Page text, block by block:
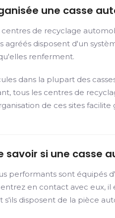
une casse
centres de recyclage
agréés disposent d'un
renferment.
dans la plupart des
tous les centres de
de ces sites
si une casse
performants sont
en contact avec eux,
disposent de la pièce